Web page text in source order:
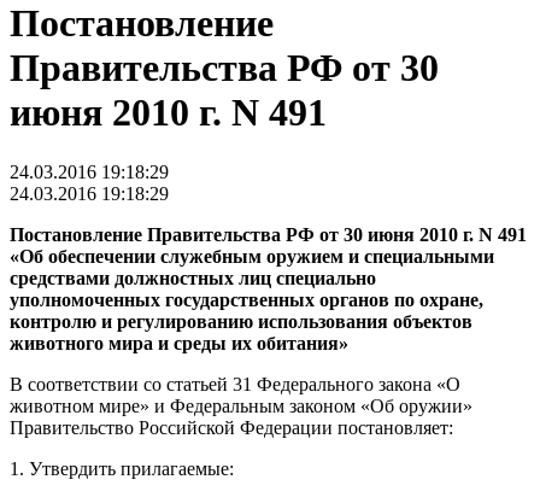
Постановление
Правительства РФ от 30
июня 2010 г. N 491
24.03.2016 19:18:29
24.03.2016 19:18:29
Постановление Правительства РФ от 30 июня 2010 г. N 491
«Об обеспечении служебным оружием и специальными
средствами должностных лиц специально
уполномоченных государственных органов по охране,
контролю и регулированию использования объектов
животного мира и среды их обитания»
В соответствии со статьей 31 Федерального закона «О
животном мире» и Федеральным законом «Об оружии»
Правительство Российской Федерации постановляет:
1. Утвердить прилагаемые: